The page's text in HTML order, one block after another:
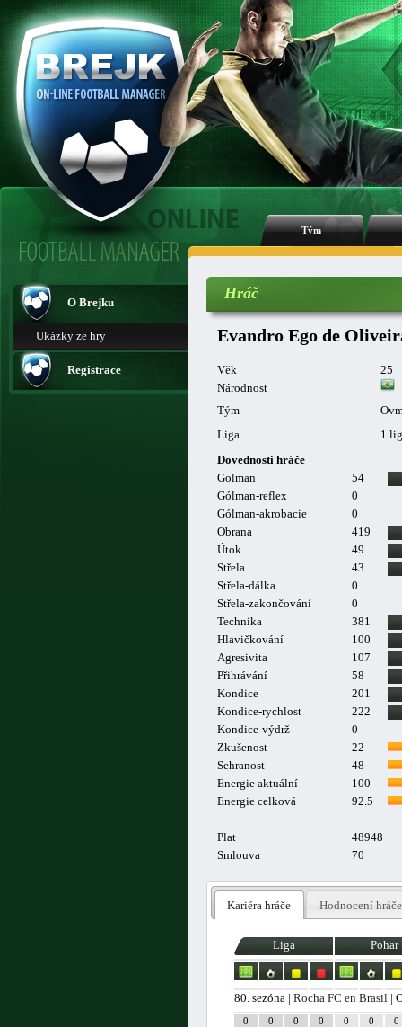
Tým
O Brejku
Ukázky ze hry
Registrace
Hráč
Evandro Ego de
Věk
25
Národnost
Tým
Liga
Dovednosti hráče
Golman
54
Gólman-reflex
0
Gólman-akrobacie
0
Obrana
419
Útok
49
Střela
43
Střela-dálka
0
Střela-zakončování
0
Technika
381
Hlavičkování
100
Agresivita
107
Přihrávání
58
Kondice
201
Kondice-rychlost
222
Kondice-výdrž
0
Zkušenost
22
Sehranost
48
Energie aktuální
100
Energie celková
92.5
Plat
48948
Smlouva
70
Kariéra hráče Hodnocení hráče
Liga Pohar
80. sezóna |Rocha FC en Brasil |
0 0 0 0 0 0 0